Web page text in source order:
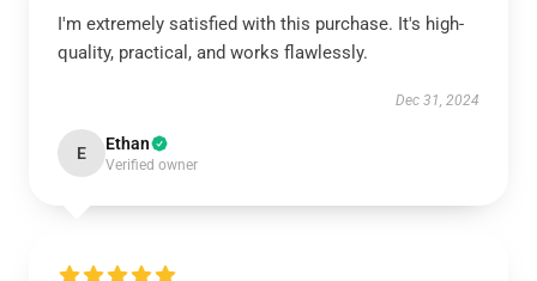
I'm extremely satisfied with this purchase. It's high-
quality, practical, and works flawlessly.
Dec 31, 2024
E Ethan
Verified owner